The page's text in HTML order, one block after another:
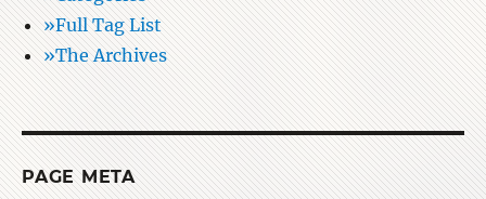
»Full Tag List
»The Archives
PAGE META